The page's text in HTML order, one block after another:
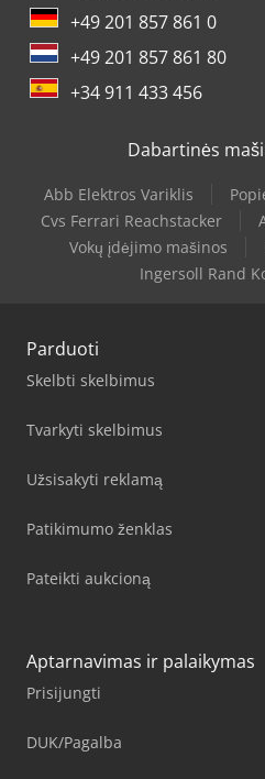
+49 201 857 861 0
+49 201 857 861 80
+34 911 433 456
Dabartinės
Abb Elektros Variklis
Cvs Ferrari Reachstacker
Vokų įdėjimo mašinos
Ingersoll Rand
Parduoti
Skelbti skelbimus
Tvarkyti skelbimus
Užsisakyti reklamą
Patikimumo ženklas
Pateikti aukcioną
Aptarnavimas ir palaikymas
Prisijungti
DUK/Pagalba